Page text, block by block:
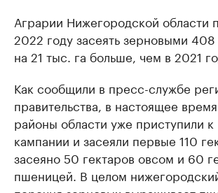
Аграрии Нижегородской области
2022 году засеять зерновыми 408
на 21 тыс. га больше, чем в 2021
Как сообщили в пресс-службе
правительства, в настоящее
районы области уже приступили
кампании и засеяли первые 110
засеяно 50 гектаров овсом и 60
пшеницей. В целом